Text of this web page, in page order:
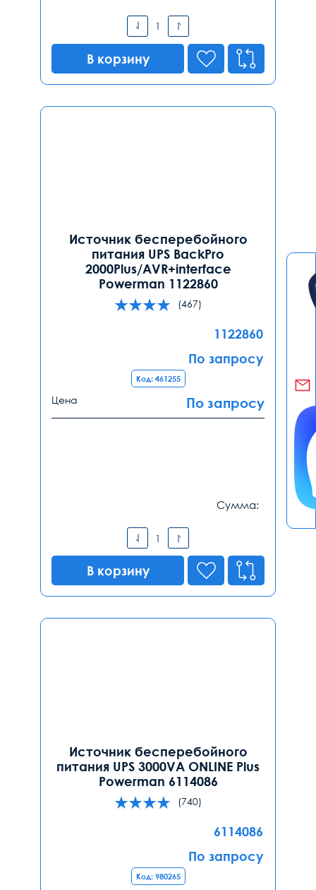
В корзину
Источник бесперебойного
питания UPS BackPro
2000Plus/AVR+interface
Powerman 1122860
(467)
1122860
По запросу
Код: 461255
Цена По запросу
Сумма:
В корзину
Источник бесперебойного
питания UPS 3000VA ONLINE Plus
Powerman 6114086
(740)
6114086
По запросу
Код: 980265